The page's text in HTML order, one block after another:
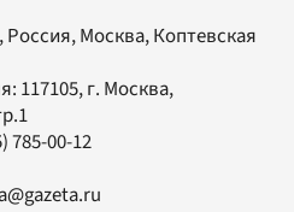
Россия, Москва, Коптевская
117105, г. Москва,
785-00-12